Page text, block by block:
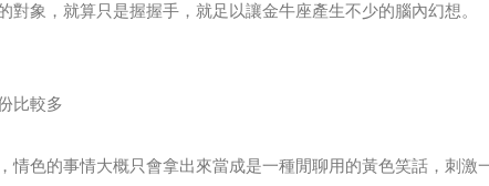
對象，就算只是握握手，就足以讓金牛座產生不少的腦內幻想。
比較多
情色的事情大概只會拿出來當成是一種閒聊用的黃色笑話，刺激